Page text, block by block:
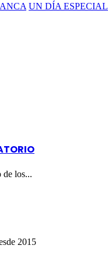
UN DÍA ESPECIAL
de los...
2015